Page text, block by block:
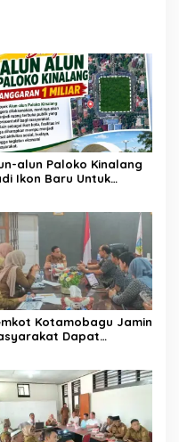
alun Paloko Kinalang
Ikon Baru Untuk
Kotamobagu Jamin
Dapat